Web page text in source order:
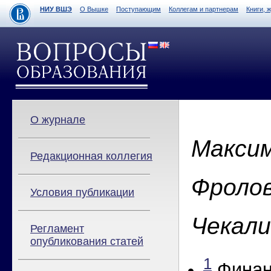
НИУ ВШЭ О Вышке Поступающим Коллегам и партнерам Книги,
О журнале
Редакционная коллегия
Условия публикации
Регламент
опубликования статей
1